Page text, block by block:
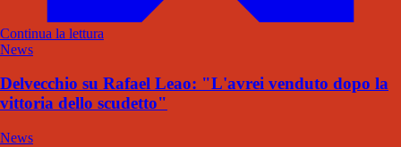
Continua la lettura
News
Delvecchio su Rafael Leao: "L'avrei venduto dopo la
vittoria dello scudetto"
News